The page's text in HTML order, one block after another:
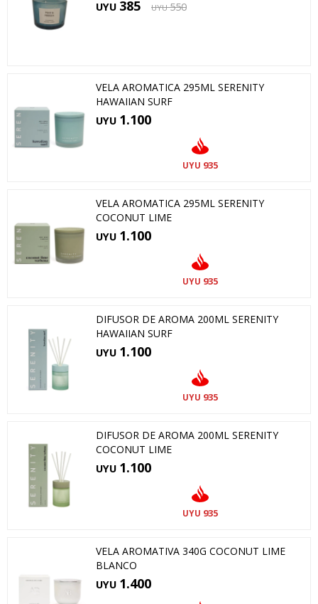
UYU 385 UYU 550
VELA AROMATICA 295ML SERENITY
HAWAIIAN SURF
UYU 1.100
UYU 935
VELA AROMATICA 295ML SERENITY
COCONUT LIME
UYU 1.100
UYU 935
DIFUSOR DE AROMA 200ML SERENITY
HAWAIIAN SURF
UYU 1.100
UYU 935
DIFUSOR DE AROMA 200ML SERENITY
COCONUT LIME
UYU 1.100
UYU 935
VELA AROMATIVA 340G COCONUT LIME
BLANCO
UYU 1.400